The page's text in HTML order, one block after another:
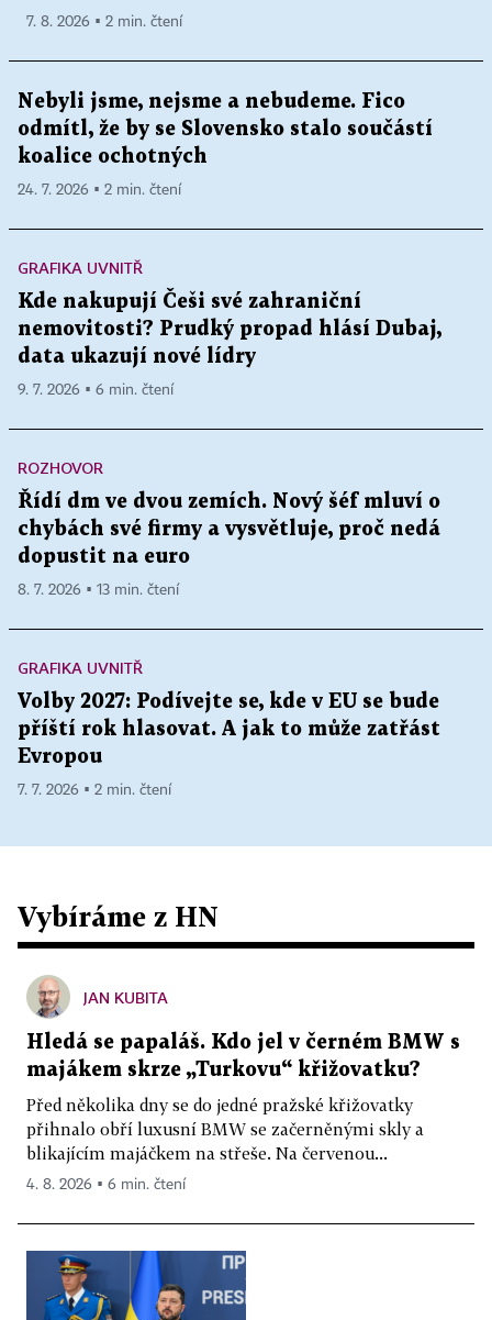
7. 8. 2026 ▪ 2 min. čtení
Nebyli jsme, nejsme a nebudeme. Fico
odmítl, že by se Slovensko stalo součástí
koalice ochotných
24. 7. 2026 ▪ 2 min. čtení
GRAFIKA UVNITŘ
Kde nakupují Češi své zahraniční
nemovitosti? Prudký propad hlásí Dubaj,
data ukazují nové lídry
9. 7. 2026 ▪ 6 min. čtení
ROZHOVOR
Řídí dm ve dvou zemích. Nový šéf mluví o
chybách své firmy a vysvětluje, proč nedá
dopustit na euro
8. 7. 2026 ▪ 13 min. čtení
GRAFIKA UVNITŘ
Volby 2027: Podívejte se, kde v EU se bude
příští rok hlasovat. A jak to může zatřást
Evropou
7. 7. 2026 ▪ 2 min. čtení
Vybíráme z HN
JAN KUBITA
Hledá se papaláš. Kdo jel v černém BMW s
majákem skrze „Turkovu“ křižovatku?
Před několika dny se do jedné pražské křižovatky
přihnalo obří luxusní BMW se začerněnými skly a
blikajícím majáčkem na střeše. Na červenou...
4. 8. 2026 ▪ 6 min. čtení